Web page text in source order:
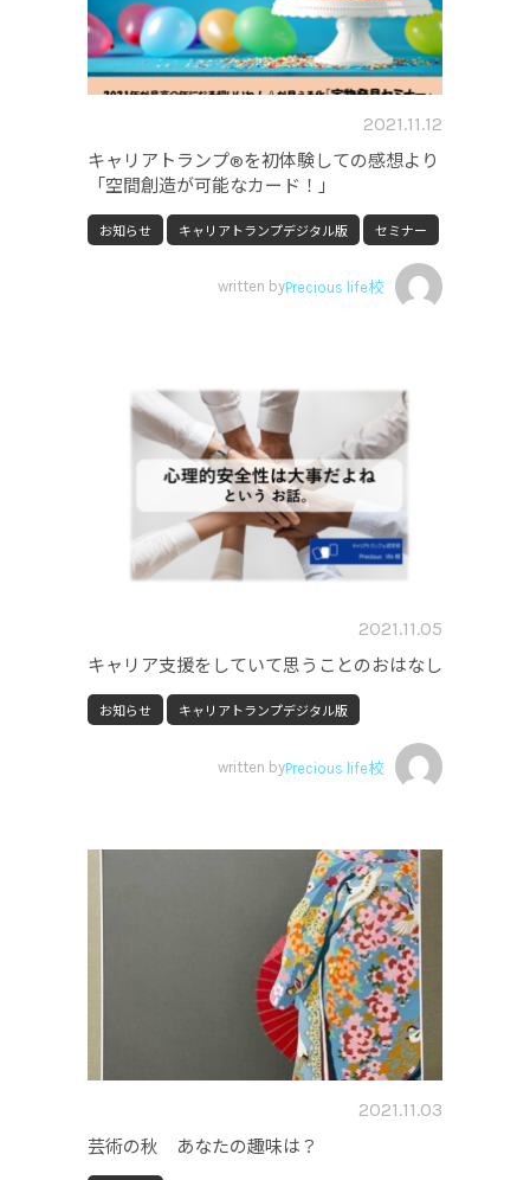
2021.11.12
キャリアトランプ®を初体験しての感想より
「空間創造が可能なカード！」
お知らせ キャリアトランプデジタル版 セミナー
written byPrecious life校
2021.11.05
キャリア支援をしていて思うことのおはなし
お知らせ キャリアトランプデジタル版
written byPrecious life校
2021.11.03
芸術の秋 あなたの趣味は？